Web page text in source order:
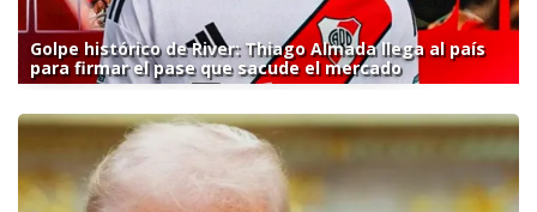
Golpe histórico de River: Thiago Almada llega al país
para firmar el pase que sacude el mercado